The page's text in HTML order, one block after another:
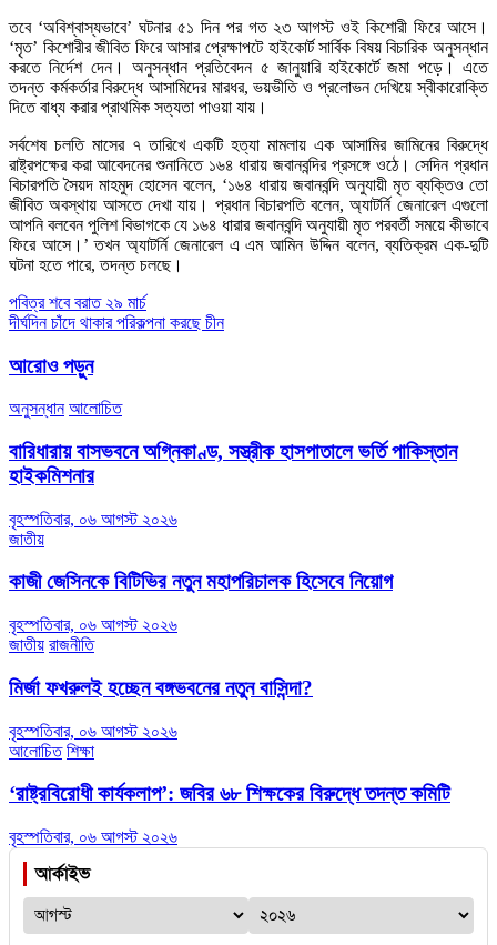
তবে ‘অবিশ্বাস্যভাবে’ ঘটনার ৫১ দিন পর গত ২৩ আগস্ট ওই কিশোরী ফিরে আসে।
‘মৃত’ কিশোরীর জীবিত ফিরে আসার প্রেক্ষাপটে হাইকোর্ট সার্বিক বিষয় বিচারিক অনুসন্ধান
করতে নির্দেশ দেন। অনুসন্ধান প্রতিবেদন ৫ জানুয়ারি হাইকোর্টে জমা পড়ে। এতে
তদন্ত কর্মকর্তার বিরুদ্ধে আসামিদের মারধর, ভয়ভীতি ও প্রলোভন দেখিয়ে স্বীকারোক্তি
দিতে বাধ্য করার প্রাথমিক সত্যতা পাওয়া যায়।
সর্বশেষ চলতি মাসের ৭ তারিখে একটি হত্যা মামলায় এক আসামির জামিনের বিরুদ্ধে
রাষ্ট্রপক্ষের করা আবেদনের শুনানিতে ১৬৪ ধারায় জবানবন্দির প্রসঙ্গে ওঠে। সেদিন প্রধান
বিচারপতি সৈয়দ মাহমুদ হোসেন বলেন, ‘১৬৪ ধারায় জবানবন্দি অনুযায়ী মৃত ব্যক্তিও তো
জীবিত অবস্থায় আসতে দেখা যায়। প্রধান বিচারপতি বলেন, অ্যাটর্নি জেনারেল এগুলো
আপনি বলবেন পুলিশ বিভাগকে যে ১৬৪ ধারার জবানবন্দি অনুযায়ী মৃত পরবর্তী সময়ে কীভাবে
ফিরে আসে।’ তখন অ্যাটর্নি জেনারেল এ এম আমিন উদ্দিন বলেন, ব্যতিক্রম এক-দুটি
ঘটনা হতে পারে, তদন্ত চলছে।
Post
navigation
পবিত্র শবে বরাত ২৯ মার্চ
দীর্ঘদিন চাঁদে থাকার পরিকল্পনা করছে চীন
আরোও পড়ুন
অনুসন্ধান আলোচিত
বারিধারায় বাসভবনে অগ্নিকাণ্ড, সস্ত্রীক হাসপাতালে ভর্তি পাকিস্তান
হাইকমিশনার
বৃহস্পতিবার, ০৬ আগস্ট ২০২৬
জাতীয়
কাজী জেসিনকে বিটিভির নতুন মহাপরিচালক হিসেবে নিয়োগ
বৃহস্পতিবার, ০৬ আগস্ট ২০২৬
জাতীয় রাজনীতি
মির্জা ফখরুলই হচ্ছেন বঙ্গভবনের নতুন বাসিন্দা?
বৃহস্পতিবার, ০৬ আগস্ট ২০২৬
আলোচিত শিক্ষা
‘রাষ্ট্রবিরোধী কার্যকলাপ’: জবির ৬৮ শিক্ষকের বিরুদ্ধে তদন্ত কমিটি
বৃহস্পতিবার, ০৬ আগস্ট ২০২৬
আর্কাইভ